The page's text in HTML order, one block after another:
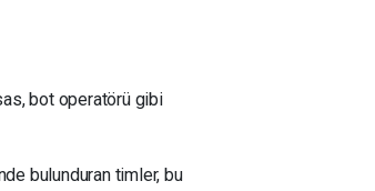
bot operatörü gibi
bulunduran timler, bu